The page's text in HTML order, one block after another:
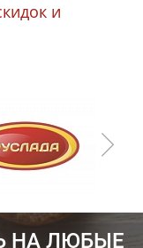
и
НА ЛЮБЫЕ